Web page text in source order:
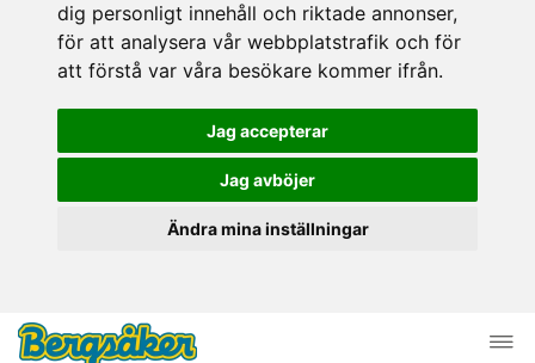
dig personligt innehåll och riktade annonser,
för att analysera vår webbplatstrafik och för
att förstå var våra besökare kommer ifrån.
Jag accepterar
Jag avböjer
Ändra mina inställningar